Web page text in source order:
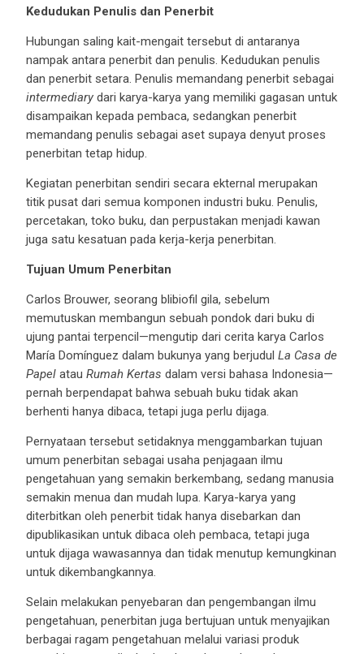
Kedudukan Penulis dan Penerbit
Hubungan saling kait-mengait tersebut di antaranya
nampak antara penerbit dan penulis. Kedudukan penulis
dan penerbit setara. Penulis memandang penerbit sebagai
intermediarydari karya-karya yang memiliki gagasan untuk
disampaikan kepada pembaca, sedangkan penerbit
memandang penulis sebagai aset supaya denyut proses
penerbitan tetap hidup.
Kegiatan penerbitan sendiri secara ekternal merupakan
titik pusat dari semua komponen industri buku. Penulis,
percetakan, toko buku, dan perpustakan menjadi kawan
juga satu kesatuan pada kerja-kerja penerbitan.
Tujuan Umum Penerbitan
Carlos Brouwer, seorang blibiofil gila, sebelum
memutuskan membangun sebuah pondok dari buku di
ujung pantai terpencil—mengutip dari cerita karya Carlos
María Domínguez dalam bukunya yang berjudul La Casa de
Papelatau Rumah Kertas dalam versi bahasa Indonesia—
pernah berpendapat bahwa sebuah buku tidak akan
berhenti hanya dibaca, tetapi juga perlu dijaga.
Pernyataan tersebut setidaknya menggambarkan tujuan
umum penerbitan sebagai usaha penjagaan ilmu
pengetahuan yang semakin berkembang, sedang manusia
semakin menua dan mudah lupa. Karya-karya yang
diterbitkan oleh penerbit tidak hanya disebarkan dan
dipublikasikan untuk dibaca oleh pembaca, tetapi juga
untuk dijaga wawasannya dan tidak menutup kemungkinan
untuk dikembangkannya.
Selain melakukan penyebaran dan pengembangan ilmu
pengetahuan, penerbitan juga bertujuan untuk menyajikan
berbagai ragam pengetahuan melalui variasi produk